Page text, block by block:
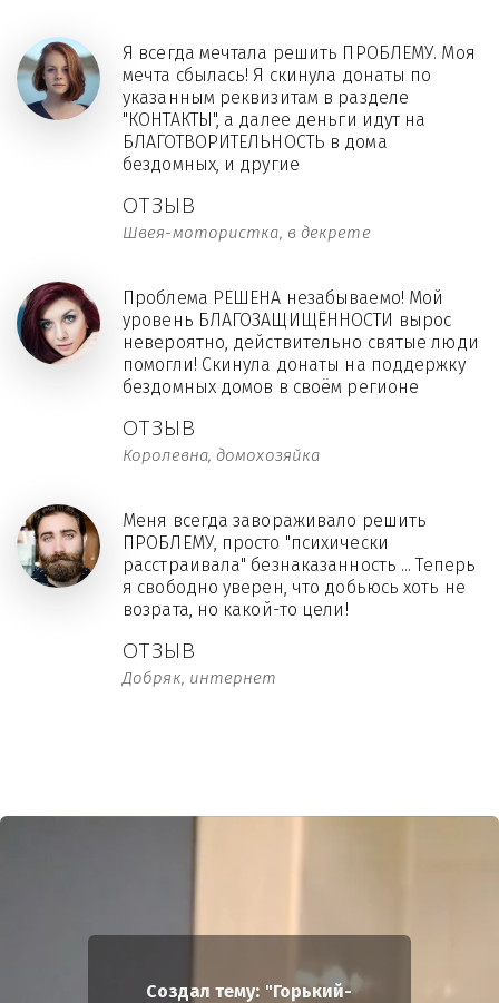
ОТЗЫВ
Швея-мотористка, в декрете
Я всегда мечтала решить ПРОБЛЕМУ. Моя
мечта сбылась! Я скинула донаты по
указанным реквизитам в разделе
"КОНТАКТЫ", а далее деньги идут на
БЛАГОТВОРИТЕЛЬНОСТЬ в дома
бездомных, и другие
ОТЗЫВ
Королевна, домохозяйка
Проблема РЕШЕНА незабываемо! Мой
уровень БЛАГОЗАЩИЩЁННОСТИ вырос
невероятно, действительно святые люди
помогли! Скинула донаты на поддержку
бездомных домов в своём регионе
ОТЗЫВ
Добряк, интернет
Меня всегда завораживало решить
ПРОБЛЕМУ, просто "психически
расстраивала" безнаказанность ... Теперь
я свободно уверен, что добьюсь хоть не
возрата, но какой-то цели!
Создал тему: "Горький-